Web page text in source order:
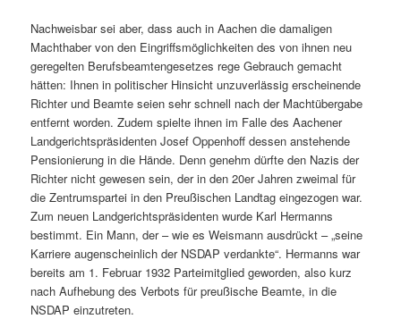
Nachweisbar sei aber, dass auch in Aachen die damaligen
Machthaber von den Eingriffsmöglichkeiten des von ihnen neu
geregelten Berufsbeamtengesetzes rege Gebrauch gemacht
hätten: Ihnen in politischer Hinsicht unzuverlässig erscheinende
Richter und Beamte seien sehr schnell nach der Machtübergabe
entfernt worden. Zudem spielte ihnen im Falle des Aachener
Landgerichtspräsidenten Josef Oppenhoff dessen anstehende
Pensionierung in die Hände. Denn genehm dürfte den Nazis der
Richter nicht gewesen sein, der in den 20er Jahren zweimal für
die Zentrumspartei in den Preußischen Landtag eingezogen war.
Zum neuen Landgerichtspräsidenten wurde Karl Hermanns
bestimmt. Ein Mann, der – wie es Weismann ausdrückt – „seine
Karriere augenscheinlich der NSDAP verdankte“. Hermanns war
bereits am 1. Februar 1932 Parteimitglied geworden, also kurz
nach Aufhebung des Verbots für preußische Beamte, in die
NSDAP einzutreten.